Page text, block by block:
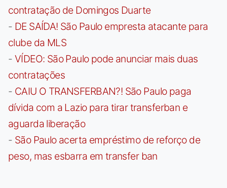
contratação de Domingos Duarte
- DE SAÍDA! São Paulo empresta atacante para
clube da MLS
- VÍDEO: São Paulo pode anunciar mais duas
contratações
- CAIU O TRANSFERBAN?! São Paulo paga
dívida com a Lazio para tirar transferban e
aguarda liberação
- São Paulo acerta empréstimo de reforço de
peso, mas esbarra em transfer ban